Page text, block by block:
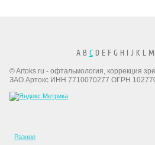
A B CD E F G H I J K L
© Artoks.ru - офтальмология, коррекция
ЗАО Артокс ИНН 7710070277 ОГРН
Разное